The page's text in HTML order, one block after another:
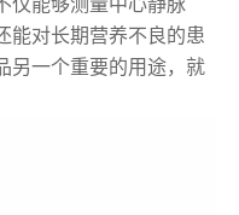
仅能够测量中心静脉
能对长期营养不良的患
另一个重要的用途，就